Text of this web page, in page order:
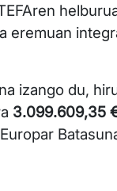
eremuan
izango du,
3.099.609,35